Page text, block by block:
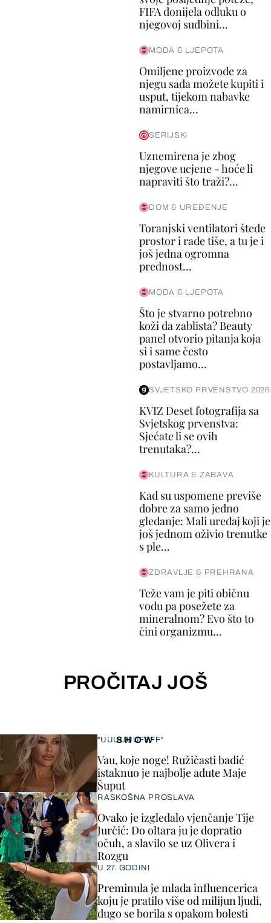
FIFA donijela odluku o
njegovoj sudbini...
MODA & LJEPOTA
Omiljene proizvode za
njegu sada možete kupiti i
usput, tijekom nabavke
namirnica...
SERIJSKI
Uznemirena je zbog
njegove ucjene - hoće li
napraviti što traži?...
DOM & UREĐENJE
Toranjski ventilatori štede
prostor i rade tiše, a tu je i
još jedna ogromna
prednost...
MODA & LJEPOTA
Što je stvarno potrebno
koži da zablista? Beauty
panel otvorio pitanja koja
si i same često
postavljamo...
SVJETSKO PRVENSTVO 2026
KVIZ Deset fotografija sa
Svjetskog prvenstva:
Sjećate li se ovih
trenutaka?...
KULTURA & ZABAVA
Kad su uspomene previše
dobre za samo jedno
gledanje: Mali uređaj koji je
još jednom oživio trenutke
s ple...
ZDRAVLJE & PREHRANA
Teže vam je piti običnu
vodu pa posežete za
mineralnom? Evo što to
čini organizmu...
PROČITAJ JOŠ
SHOW
"UUUUUUFFFF"
Vau, koje noge! Ružičasti badić
istaknuo je najbolje adute Maje
Šuput
RASKOŠNA PROSLAVA
Ovako je izgledalo vjenčanje Tije
Jurčić: Do oltara ju je dopratio
očuh, a slavilo se uz Olivera i
Rozgu
U 27. GODINI
Preminula je mlada influencerica
koju je pratilo više od milijun ljudi,
dugo se borila s opakom bolesti